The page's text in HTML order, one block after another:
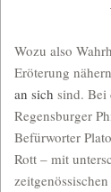
Wozu also
Eröterung
an sich sind. Bei
Regensburger
Befürworter
Rott – mit